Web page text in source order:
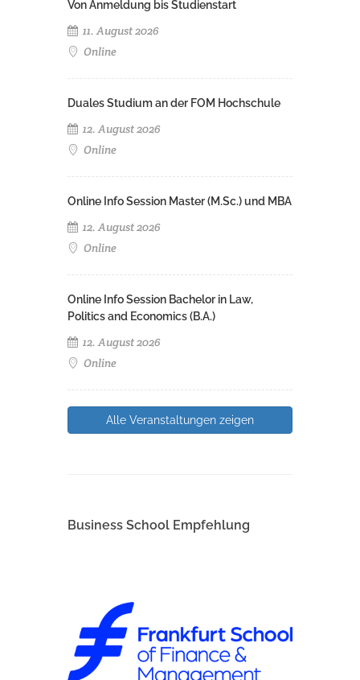
Von Anmeldung bis Studienstart
11. August 2026
Online
Duales Studium an der FOM Hochschule
12. August 2026
Online
Online Info Session Master (M.Sc.) und MBA
12. August 2026
Online
Online Info Session Bachelor in Law,
Politics and Economics (B.A.)
12. August 2026
Online
Alle Veranstaltungen zeigen
Business School Empfehlung